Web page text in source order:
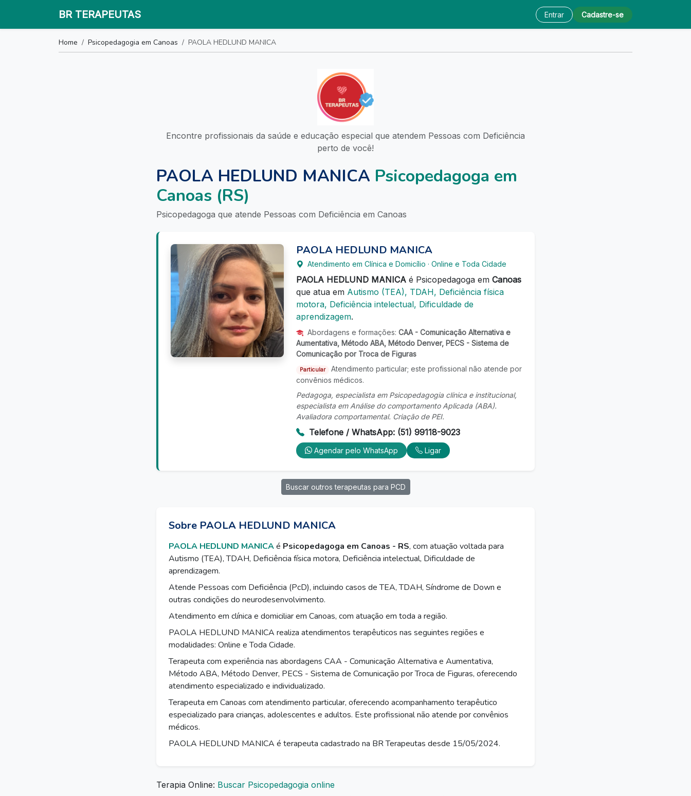
BR TERAPEUTAS Entrar Cadastre-se
Home Psicopedagogia em Canoas PAOLA HEDLUND MANICA
Encontre profissionais da saúde e educação especial que atendem Pessoas com Deficiência
perto de você!
PAOLA HEDLUND MANICA Psicopedagoga em
Canoas (RS)
Psicopedagoga que atende Pessoas com Deficiência em Canoas
PAOLA HEDLUND MANICA
Atendimento em Clínica e Domicílio · Online e Toda Cidade
PAOLA HEDLUND MANICA é Psicopedagoga em Canoas
que atua em Autismo (TEA), TDAH, Deficiência física
motora, Deficiência intelectual, Dificuldade de
aprendizagem.
Abordagens e formações: CAA - Comunicação Alternativa e
Aumentativa, Método ABA, Método Denver, PECS - Sistema de
Comunicação por Troca de Figuras
Particular
Atendimento particular; este profissional não atende por
convênios médicos.
Pedagoga, especialista em Psicopedagogia clínica e institucional,
especialista em Análise do comportamento Aplicada (ABA).
Avaliadora comportamental. Criação de PEI.
Telefone / WhatsApp: (51) 99118-9023
Agendar pelo WhatsApp Ligar
Buscar outros terapeutas para PCD
Sobre PAOLA HEDLUND MANICA
PAOLA HEDLUND MANICAé Psicopedagoga em Canoas - RS, com atuação voltada para
Autismo (TEA), TDAH, Deficiência física motora, Deficiência intelectual, Dificuldade de
aprendizagem.
Atende Pessoas com Deficiência (PcD), incluindo casos de TEA, TDAH, Síndrome de Down e
outras condições do neurodesenvolvimento.
Atendimento em clínica e domiciliar em Canoas, com atuação em toda a região.
PAOLA HEDLUND MANICA realiza atendimentos terapêuticos nas seguintes regiões e
modalidades: Online e Toda Cidade.
Terapeuta com experiência nas abordagens CAA - Comunicação Alternativa e Aumentativa,
Método ABA, Método Denver, PECS - Sistema de Comunicação por Troca de Figuras, oferecendo
atendimento especializado e individualizado.
Terapeuta em Canoas com atendimento particular, oferecendo acompanhamento terapêutico
especializado para crianças, adolescentes e adultos. Este profissional não atende por convênios
médicos.
PAOLA HEDLUND MANICA é terapeuta cadastrado na BR Terapeutas desde 15/05/2024.
Terapia Online: Buscar Psicopedagogia online